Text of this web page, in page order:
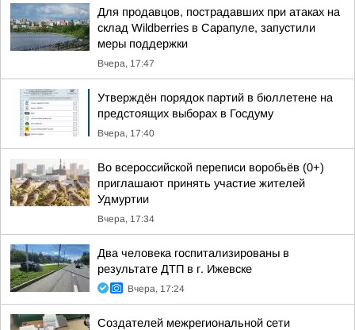
Для продавцов, пострадавших при атаках на
склад Wildberries в Сарапуле, запустили
меры поддержки
Вчера, 17:47
Утверждён порядок партий в бюллетене на
предстоящих выборах в Госдуму
Вчера, 17:40
Во всероссийской переписи воробьёв (0+)
приглашают принять участие жителей
Удмуртии
Вчера, 17:34
Два человека госпитализированы в
результате ДТП в г. Ижевске
Вчера, 17:24
Создателей межрегиональной сети